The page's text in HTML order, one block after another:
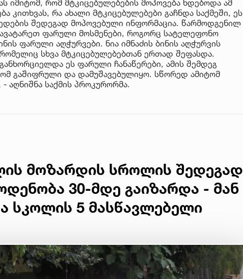
იმიტომ, რომ მტკიცებულებების მოპოვება ხდებოდა ამ
კითხვას, რა ახალი მტკიცებულებები გაჩნდა საქმეში, ეს
შედეგად მოპოვებული ინფორმაცია. წარმოდგენილ
ფარული მოსმენები, როგორც სატელეფონო
ფარული აღჭურვები. ნია იმნაძის ბინის აღჭურვის
სხვა მტკიცებულებებთან ერთად შეფასდა.
ეს ფარული ჩანაწერები, ამის შემდეგ
გაშიფრული და დამუშავებულიყო. სწორედ ამიტომ
აღნიშნა საქმის პროკურორმა.
მოზარდის სროლის შედეგად
30-მდე გაიზარდა - მან
სკოლის 5 მასწავლებელი